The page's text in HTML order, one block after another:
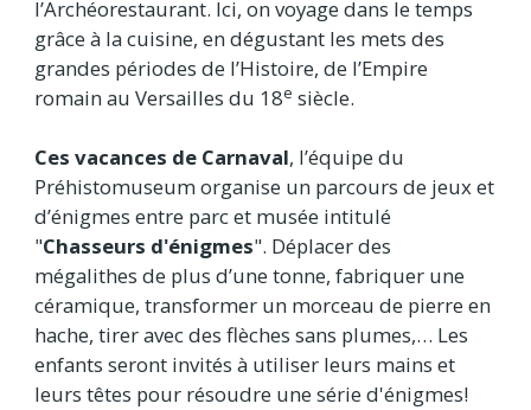
l’Archéorestaurant. Ici, on voyage dans le temps
grâce à la cuisine, en dégustant les mets des
grandes périodes de l’Histoire, de l’Empire
romain au Versailles du 18e siècle.
Ces vacances de Carnaval, l’équipe du
Préhistomuseum organise un parcours de jeux et
d’énigmes entre parc et musée intitulé
"Chasseurs d'énigmes". Déplacer des
mégalithes de plus d’une tonne, fabriquer une
céramique, transformer un morceau de pierre en
hache, tirer avec des flèches sans plumes,… Les
enfants seront invités à utiliser leurs mains et
leurs têtes pour résoudre une série d'énigmes!